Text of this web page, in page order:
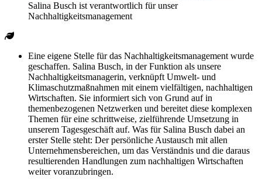
Salina Busch ist verantwortlich für unser
Nachhaltigkeitsmanagement
Eine eigene Stelle für das Nachhaltigkeitsmanagement wurde
geschaffen. Salina Busch, in der Funktion als unsere
Nachhaltigkeitsmanagerin, verknüpft Umwelt- und
Klimaschutzmaßnahmen mit einem vielfältigen, nachhaltigen
Wirtschaften. Sie informiert sich von Grund auf in
themenbezogenen Netzwerken und bereitet diese komplexen
Themen für eine schrittweise, zielführende Umsetzung in
unserem Tagesgeschäft auf. Was für Salina Busch dabei an
erster Stelle steht: Der persönliche Austausch mit allen
Unternehmensbereichen, um das Verständnis und die daraus
resultierenden Handlungen zum nachhaltigen Wirtschaften
weiter voranzubringen.